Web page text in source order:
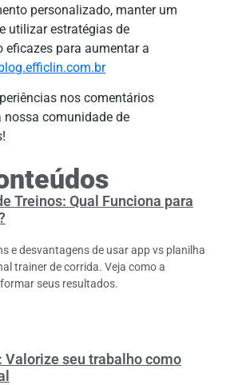
personalizado, manter um
utilizar estratégias de
para aumentar a
nos comentários
comunidade de
Treinos: Qual Funciona para
e desvantagens de usar app vs planilha
trainer de corrida. Veja como a
seus resultados.
seu trabalho como